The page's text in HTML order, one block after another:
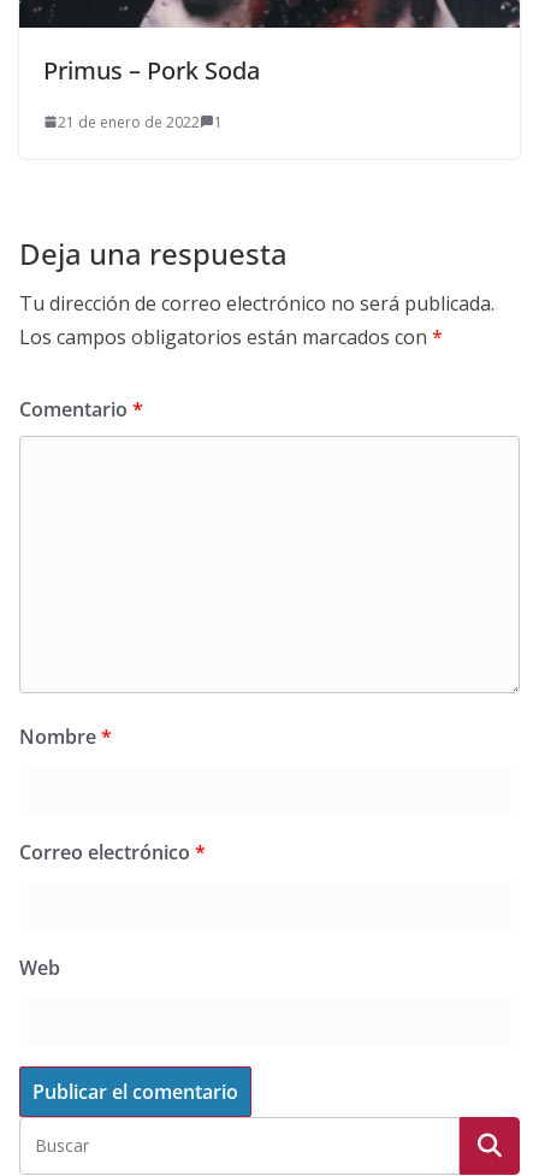
Primus – Pork Soda
21 de enero de 2022 1
Deja una respuesta
Tu dirección de correo electrónico no será publicada.
Los campos obligatorios están marcados con *
Comentario *
Nombre*
Correo electrónico *
Web